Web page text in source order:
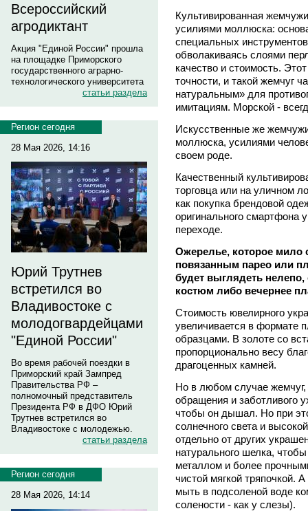
Всероссийский
агродиктант
Акция "Единой России" прошла
на площадке Приморского
государственного аграрно-
технологического университета
статьи раздела
Регион сегодня
28 Мая 2026, 14:16
Юрий Трутнев
встретился во
Владивостоке с
молодогвардейцами
"Единой России"
Во время рабочей поездки в
Приморский край Зампред
Правительства РФ –
полномочный представитель
Президента РФ в ДФО Юрий
Трутнев встретился во
Владивостоке с молодежью.
статьи раздела
Регион сегодня
28 Мая 2026, 14:14
Культивированная
усилиями моллюска:
специальных инструментов
обволакиваясь слоями
качество и стоимость.
точности, и такой жемчуг
натуральным» для
имитациям. Морской -
Искусственные же
моллюска, усилиями
своем роде.
Качественный
торговца или на уличном
как покупка брендовой
оригинального смартфона
переходе.
Ожерелье, которое мило
повязанным парео или
будет выглядеть
костюм либо вечернее
Стоимость ювелирного
увеличивается в формате
образцами. В золоте со
пропорционально весу
драгоценных камней.
Но в любом случае жемчуг,
обращения и заботливого
чтобы он дышал. Но при
солнечного света и
отдельно от других
натурального шелка,
металлом и более
чистой мягкой тряпочкой.
мыть в подсоленой воде
солености - как у слезы).